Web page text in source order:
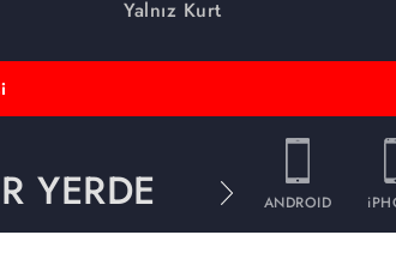
Yalnız Kurt
YERDE ANDROID